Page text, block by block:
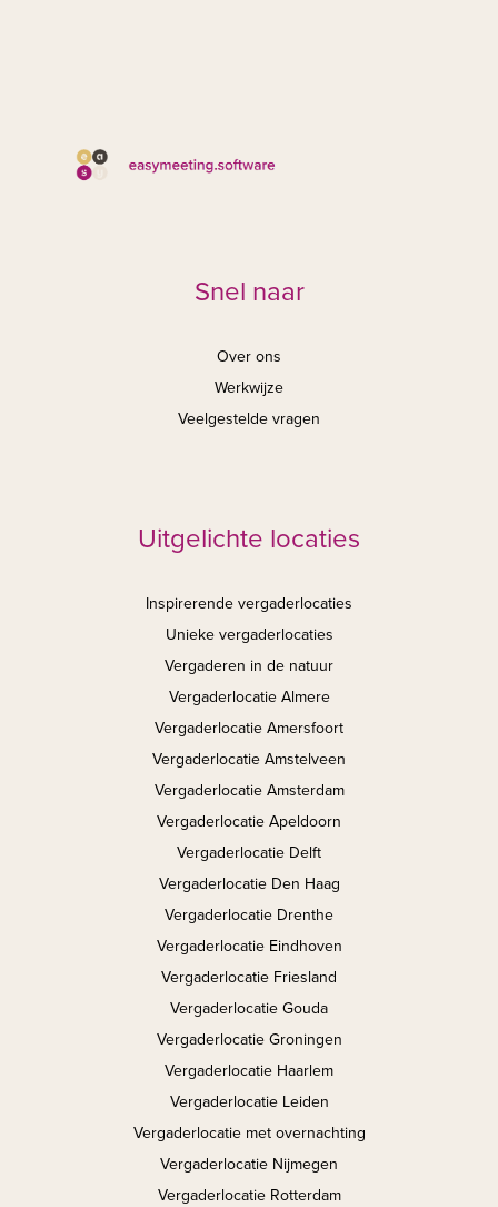
Snel naar
Over ons
Werkwijze
Veelgestelde vragen
Uitgelichte locaties
Inspirerende vergaderlocaties
Unieke vergaderlocaties
Vergaderen in de natuur
Vergaderlocatie Almere
Vergaderlocatie Amersfoort
Vergaderlocatie Amstelveen
Vergaderlocatie Amsterdam
Vergaderlocatie Apeldoorn
Vergaderlocatie Delft
Vergaderlocatie Den Haag
Vergaderlocatie Drenthe
Vergaderlocatie Eindhoven
Vergaderlocatie Friesland
Vergaderlocatie Gouda
Vergaderlocatie Groningen
Vergaderlocatie Haarlem
Vergaderlocatie Leiden
Vergaderlocatie met overnachting
Vergaderlocatie Nijmegen
Vergaderlocatie Rotterdam